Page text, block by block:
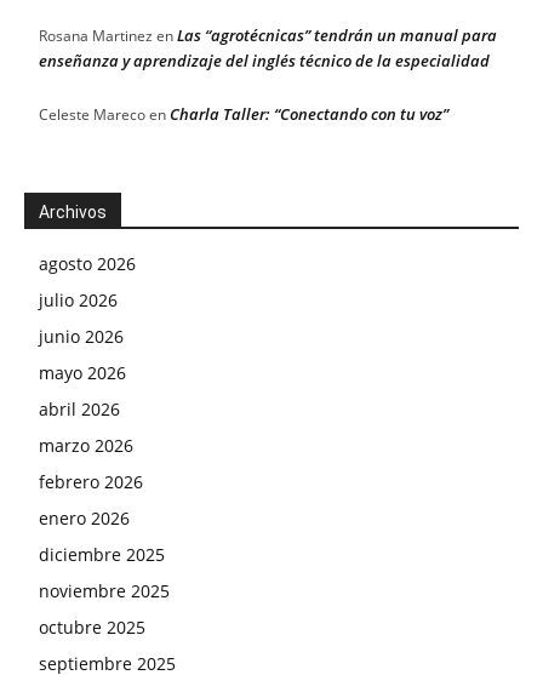
Rosana Martinez enLas “agrotécnicas” tendrán un manual para
enseñanza y aprendizaje del inglés técnico de la especialidad
Celeste MarecoenCharla Taller: “Conectando con tu voz”
Archivos
agosto 2026
julio 2026
junio 2026
mayo 2026
abril 2026
marzo 2026
febrero 2026
enero 2026
diciembre 2025
noviembre 2025
octubre 2025
septiembre 2025